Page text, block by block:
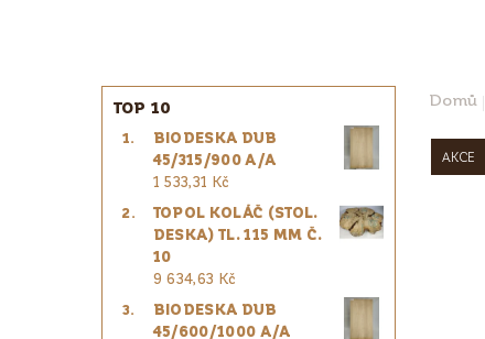
KÁVA QUINTA ŘEZIVO ESPRESSO 100% -
PRO ŘEMESLNÍKY PRO DESIGNÉRY
TOP 10
BIODESKA DUB
45/315/900 A/A
1 533,31 Kč
TOPOL KOLÁČ (STOL.
DESKA) TL. 115 MM Č.
10
9 634,63 Kč
BIODESKA DUB
45/600/1000 A/A
Domů
AKCE